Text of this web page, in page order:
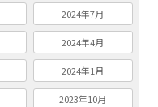
2024年7月
2024年4月
2024年1月
2023年10月